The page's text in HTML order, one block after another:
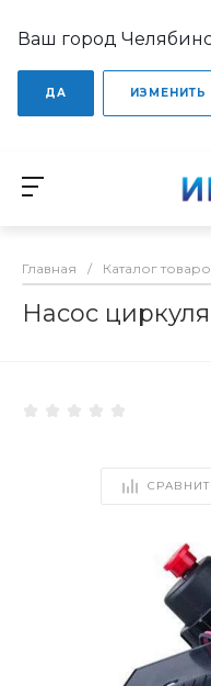
Ваш город
ДА ИЗМЕНИТЬ
Главная / Каталог
Насос